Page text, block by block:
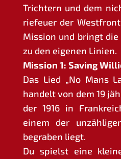
Trich­tern und dem
rie­feu­er der
Mis­si­on und bringt
zu den eige­nen Linien.
Mis­si­on 1: Saving
Das Lied „No Mans
han­delt von dem 19
der 1916 in
einem der
begra­ben liegt.
Du spielst eine